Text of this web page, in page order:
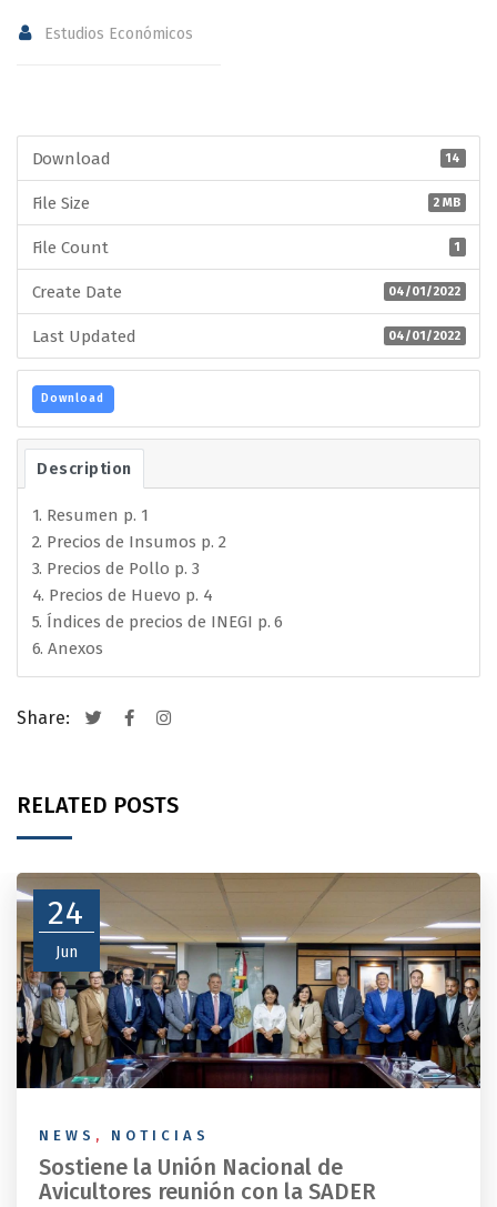
Estudios Económicos
Download 14
File Size 2 MB
File Count 1
Create Date 04/01/2022
Last Updated 04/01/2022
Download
Description
1. Resumen p. 1
2. Precios de Insumos p. 2
3. Precios de Pollo p. 3
4. Precios de Huevo p. 4
5. Índices de precios de INEGI p. 6
6. Anexos
Share:
RELATED POSTS
24
Jun
NEWS , NOTICIAS
Sostiene la Unión Nacional de
Avicultores reunión con la SADER